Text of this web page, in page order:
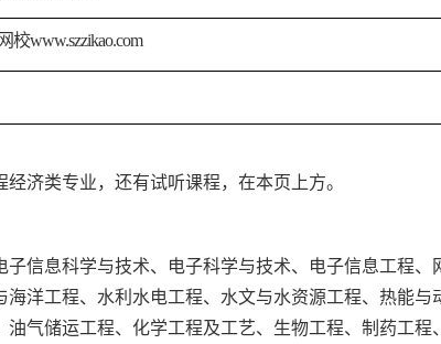
校www.szzikao.com
济类专业，还有试听课程，在本页上方。
信息科学与技术、电子科学与技术、电子信息工程
洋工程、水利水电工程、水文与水资源工程、热能
气储运工程、化学工程及工艺、生物工程、制药工